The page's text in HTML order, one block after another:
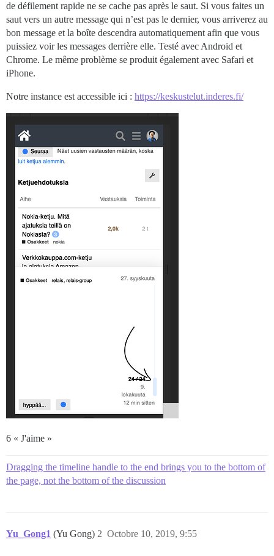
de défilement rapide ne se cache pas après le saut. Si vous faites un
saut vers un autre message qui n’est pas le dernier, vous arriverez au
bon message et la boîte descendra automatiquement afin que vous
puissiez voir les messages derrière elle. Testé avec Android et
Chrome. Le même problème se produit également avec Safari et
iPhone.
Notre instance est accessible ici : https://keskustelut.inderes.fi/
6 « J'aime »
Dragging the timeline handle to the end brings you to the bottom of
the page, not the bottom of the discussion
Yu_Gong1 (Yu Gong) Octobre 10, 2019, 9:55
2